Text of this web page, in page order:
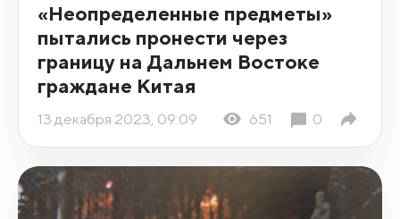
«Неопределенные предметы»
пытались пронести через
границу на Дальнем Востоке
граждане Китая
13 декабря 2023, 09:09 651 0